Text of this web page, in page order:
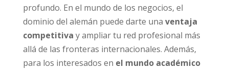
profundo. En el mundo de los negocios, el
dominio del alemán puede darte una ventaja
competitiva y ampliar tu red profesional más
allá de las fronteras internacionales. Además,
para los interesados en el mundo académico